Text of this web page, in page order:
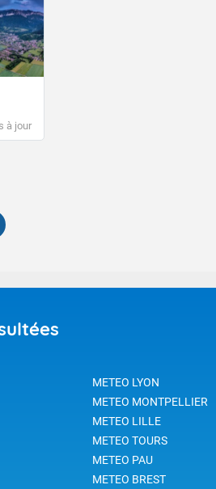
à jour
METEO LYON
METEO MONTPELLIER
METEO LILLE
METEO TOURS
METEO PAU
METEO BREST